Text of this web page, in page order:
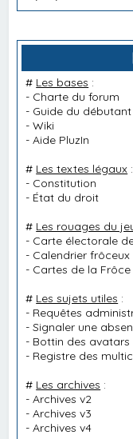
# Les bases :
- Charte du forum
- Guide du débutant
-Wiki
-Aide PluzIn
# Les textes légaux :
- Constitution
- État du droit
# Les rouages du
- Carte électorale
- Calendrier
- Cartes de la Frôce
# Les sujets utiles :
- Requêtes
-Signaler une
- Bottin des avatars
- Registre des
# Les archives :
-Archives v2
-Archives v3
-Archives v4